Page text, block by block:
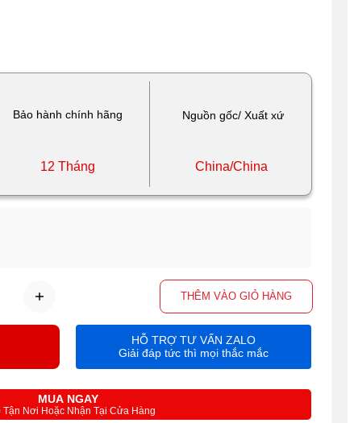
Bảo hành chính hãng Nguồn gốc/ Xuất xứ
12 Tháng China/China
THÊM VÀO GIỎ HÀNG
MUA NGAY
Tận Nơi Hoặc Nhận Tại Cửa Hàng
HỖ TRỢ TƯ VẤN ZALO
Giải đáp tức thì mọi thắc mắc